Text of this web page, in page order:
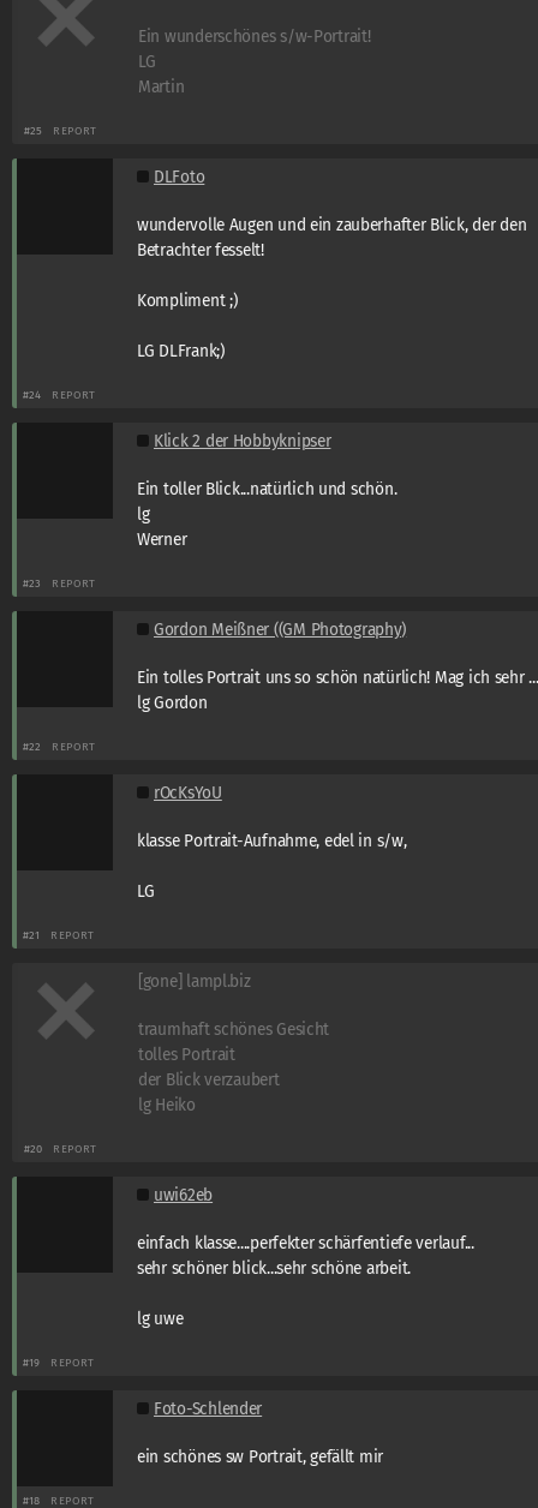
Ein wunderschönes s/w-Portrait!
LG
Martin
#25 REPORT
DLFoto
wundervolle Augen und ein zauberhafter Blick, der den
Betrachter fesselt!
Kompliment ;)
LG DLFrank;)
#24 REPORT
Klick 2 der Hobbyknipser
Ein toller Blick...natürlich und schön.
lg
Werner
#23 REPORT
Gordon Meißner ((GM Photography)
Ein tolles Portrait uns so schön natürlich! Mag ich sehr ...
lg Gordon
#22 REPORT
rOcKsYoU
klasse Portrait-Aufnahme, edel in s/w,
LG
#21 REPORT
[gone] lampl.biz
traumhaft schönes Gesicht
tolles Portrait
der Blick verzaubert
lg Heiko
#20 REPORT
uwi62eb
einfach klasse....perfekter schärfentiefe verlauf...
sehr schöner blick...sehr schöne arbeit.
lg uwe
#19 REPORT
Foto-Schlender
ein schönes sw Portrait, gefällt mir
#18 REPORT